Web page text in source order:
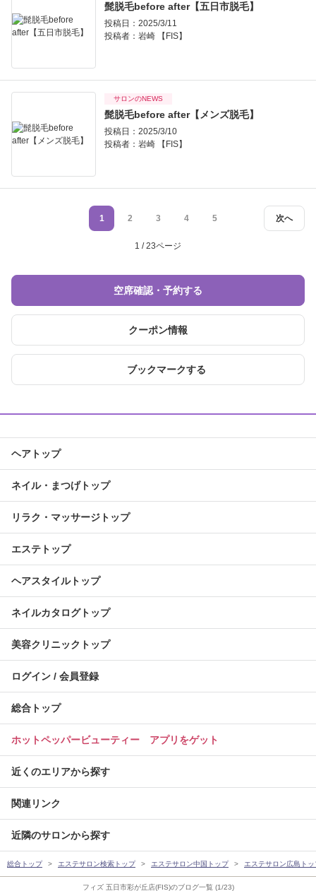
フィズ 五日市彩が丘店(FIS)のブログ一覧 (1/23)
髭脱毛before after【五日市脱毛】
投稿日：2025/3/11
投稿者： 岩崎 【FIS】
サロンのNEWS
髭脱毛before after【メンズ脱毛】
投稿日：2025/3/10
投稿者： 岩崎 【FIS】
次へ
1 2 3 4 5
1 / 23ページ
空席確認・予約する
クーポン情報
ブックマークする
ヘアトップ
ネイル・まつげトップ
リラク・マッサージトップ
エステトップ
ヘアスタイルトップ
ネイルカタログトップ
美容クリニックトップ
ログイン / 会員登録
総合トップ
ホットペッパービューティー アプリをゲット
近くのエリアから探す
関連リンク
近隣のサロンから探す
総合トップ エステサロン検索トップ エステサロン中国トップ エステサロン広島トッ